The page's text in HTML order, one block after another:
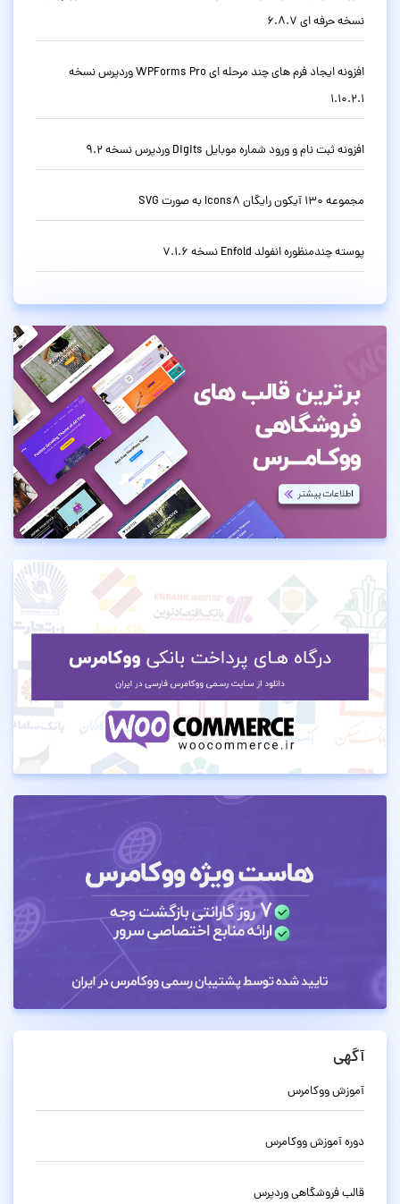
نسخه حرفه ای 6.8.7
افزونه ایجاد فرم های چند مرحله ای WPForms Pro وردپرس نسخه
1.10.2.1
افزونه ثبت نام و ورود شماره موبایل Digits وردپرس نسخه 9.2
مجموعه 130 آیکون رایگان Icons8 به صورت SVG
پوسته چندمنظوره انفولد Enfold نسخه 7.1.6
آگهی
آموزش ووکامرس
دوره آموزش ووکامرس
قالب فروشگاهی وردپرس